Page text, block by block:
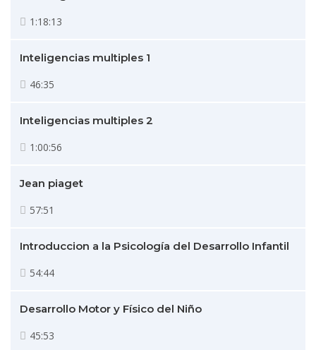
1:18:13
Inteligencias multiples 1
46:35
Inteligencias multiples 2
1:00:56
Jean piaget
57:51
Introduccion a la Psicología del Desarrollo Infantil
54:44
Desarrollo Motor y Físico del Niño
45:53